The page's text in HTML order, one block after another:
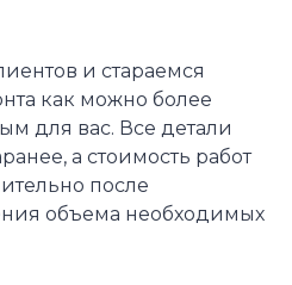
и стараемся
как можно более
для вас. Все детали
а стоимость работ
после
объема необходимых